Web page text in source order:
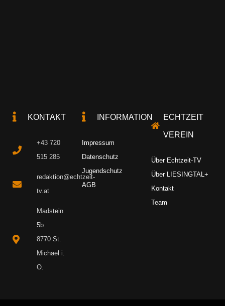
KONTAKT
+43 720
515 285
redaktion@echtzeit-
tv.at
Madstein
5b
8770 St.
Michael i.
O.
INFORMATION
Impressum
Datenschutz
Jugendschutz
AGB
ECHTZEIT
VEREIN
Über Echtzeit-TV
Über LIESINGTAL+
Kontakt
Team